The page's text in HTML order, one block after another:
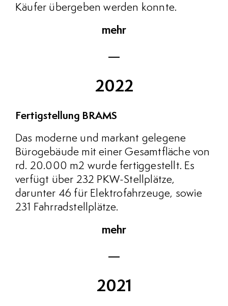
Käufer übergeben werden konnte.
mehr
2022
Fertigstellung BRAMS
Das moderne und markant gelegene
Bürogebäude mit einer Gesamtfläche von
rd. 20.000 m2 wurde fertiggestellt. Es
verfügt über 232 PKW-Stellplätze,
darunter 46 für Elektrofahrzeuge, sowie
231 Fahrradstellplätze.
mehr
2021